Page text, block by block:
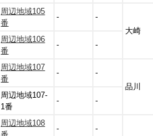
周辺地域105
番
-
-
大崎
周辺地域106
番
- -
周辺地域107
番
-
-
品川
周辺地域107-
1番
- -
周辺地域108
- -